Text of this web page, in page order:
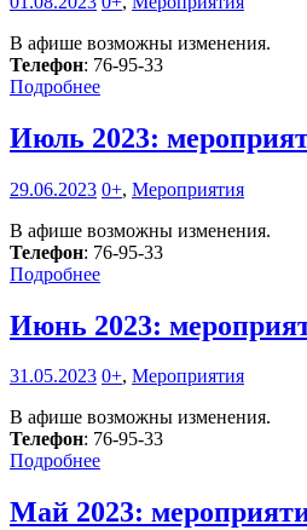
В афише возможны изменения.
Телефон: 76-95-33
Подробнее
Июль 2023:
29.06.2023 0+, Мероприятия
В афише возможны изменения.
Телефон: 76-95-33
Подробнее
Июнь 2023:
31.05.2023 0+, Мероприятия
В афише возможны изменения.
Телефон: 76-95-33
Подробнее
Май 2023: